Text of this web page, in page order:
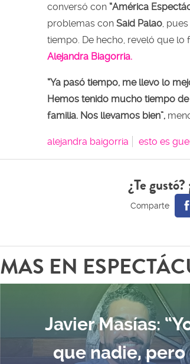
conversó con “América
problemas con Said Palao ,
tiempo. De hecho, reveló que
Alejandra Biagorria.
“Ya pasó tiempo, me llevo lo
Hemos tenido mucho tiempo
familia. Nos llevamos bien”,
alejandra baigorria esto es
¿Te
MAS EN
Javier Masías:
que nadie,